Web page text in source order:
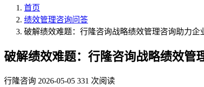
首页
绩效管理咨询问答
破解绩效难题：行隆咨询战略绩效管理咨询助力企
破解绩效难题：行隆咨询战略绩效管
行隆咨询 2026-05-05 331 次阅读